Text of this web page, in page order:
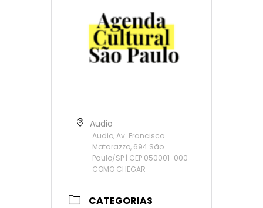
Audio
Audio, Av. Francisco
Matarazzo, 694 São
Paulo/SP | CEP 050001-000
COMO CHEGAR
CATEGORIAS